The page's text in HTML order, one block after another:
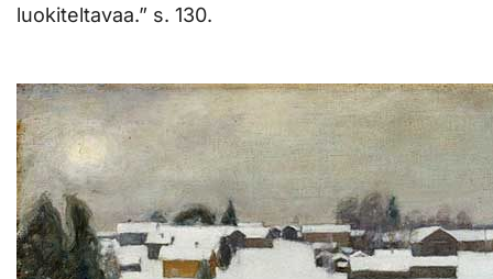
luokiteltavaa.” s. 130.